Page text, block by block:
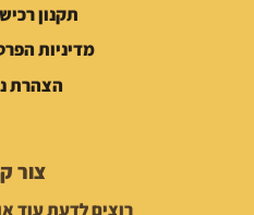
תקנון
מדיניות
הצהרת
צור
רוצים לדעת עוד